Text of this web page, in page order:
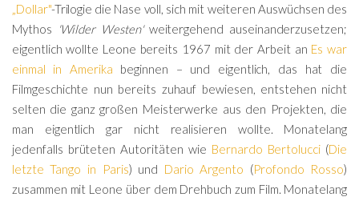
„Dollar"-Trilogie die Nase voll, sich mit weiteren Auswüchsen des
Mythos
'Wilder Westen'weitergehend auseinanderzusetzen;
eigentlich wollte Leone bereits 1967 mit der Arbeit an Es war
einmal in Amerika beginnen – und eigentlich, das hat die
Filmgeschichte nun bereits zuhauf bewiesen, entstehen nicht
selten die ganz großen Meisterwerke aus den Projekten, die
man eigentlich gar nicht realisieren wollte. Monatelang
jedenfalls brüteten Autoritäten wie Bernardo Bertolucci (Die
letzte Tango in Paris) und Dario Argento (Profondo Rosso)
zusammen mit Leone über dem Drehbuch zum Film. Monatelang